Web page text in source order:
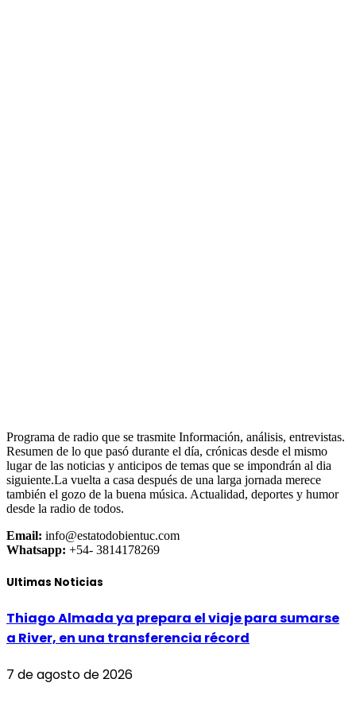
Programa de radio que se trasmite Información, análisis, entrevistas.
Resumen de lo que pasó durante el día, crónicas desde el mismo
lugar de las noticias y anticipos de temas que se impondrán al dia
siguiente.La vuelta a casa después de una larga jornada merece
también el gozo de la buena música. Actualidad, deportes y humor
desde la radio de todos.
Email: info@estatodobientuc.com
Whatsapp: +54- 3814178269
Ultimas Noticias
Thiago Almada ya prepara el viaje para sumarse
a River, en una transferencia récord
7 de agosto de 2026